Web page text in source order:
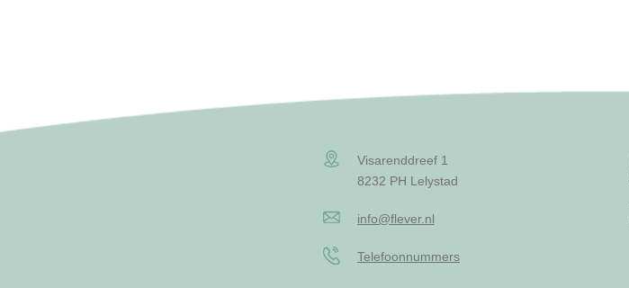
Visarenddreef 1
8232 PH Lelystad
info@flever.nl
Telefoonnummers